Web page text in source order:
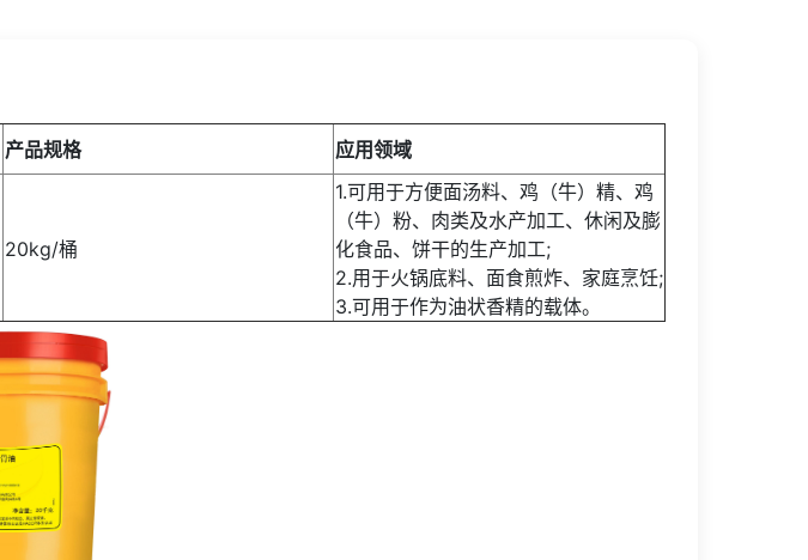
产品规格 应用领域
20kg/桶
1.可用于方便面汤料、鸡（牛）精、鸡
（牛）粉、肉类及水产加工、休闲及膨
化食品、饼干的生产加工;
2.用于火锅底料、面食煎炸、家庭烹饪;
3.可用于作为油状香精的载体。